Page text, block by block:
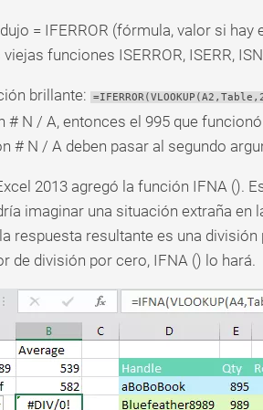
= IFERROR (fórmula, valor si hay
funciones ISERROR, ISERR,
brillante:
# N / A, entonces el 995 que
# N / A deben pasar al segundo
2013 agregó la función IFNA ().
imaginar una situación extraña en
respuesta resultante es una
de división por cero, IFNA () lo hará.